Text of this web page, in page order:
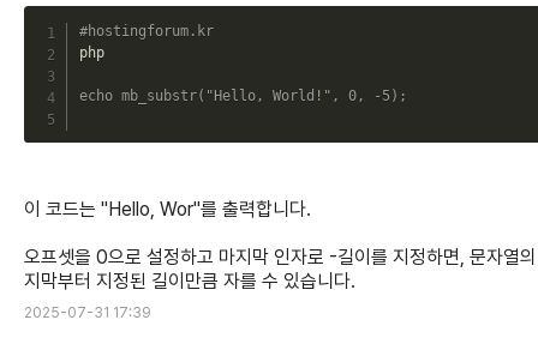
#hostingforum.kr
php
echo mb_substr( "Hello, World!" , 0, - 5 ) ;
이 코드는 "Hello, Wor"를 출력합니다.
오프셋을 0으로 설정하고 마지막 인자로 -길이를 지정하면, 문자열
지막부터 지정된 길이만큼 자를 수 있습니다.
2025-07-31 17:39